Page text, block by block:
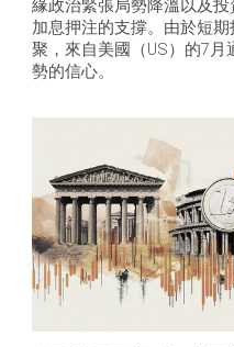
緣政治緊張局勢降溫以及
加息押注的支撐。由於短
聚，來自美國（US）的7
勢的信心。